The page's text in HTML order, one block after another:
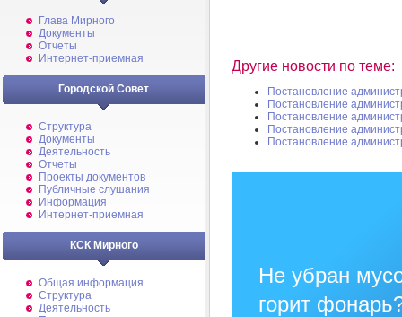
Глава Мирного
Документы
Отчеты
Интернет-приемная
Городской Совет
Структура
Документы
Деятельность
Отчеты
Проекты документов
Публичные слушания
Информация
Интернет-приемная
КСК Мирного
Общая информация
Структура
Деятельность
Другие новости по теме:
Постановление
Постановление
Постановление
Постановление
Постановление
Не убран
горит